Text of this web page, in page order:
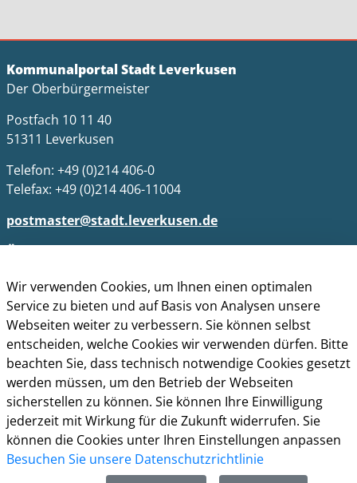
Kommunalportal Stadt Leverkusen
Der Oberbürgermeister
Postfach 10 11 40
51311 Leverkusen
Telefon: +49 (0)214 406-0
Telefax: +49 (0)214 406-11004
postmaster@stadt.leverkusen.de
Die allgemeinen Servicezeiten der Verwaltung
(telefonische Erreichbarkeit) sind:
Montag bis Donnerstag: 8.30 bis 15.30 Uhr
Freitag: 8.30 Uhr bis 13.30 Uhr
Impressum
Datenschutz
Cookie-Richtlinie
Barrierefreiheit
Wir verwenden Cookies, um Ihnen einen optimalen
Service zu bieten und auf Basis von Analysen unsere
Webseiten weiter zu verbessern. Sie können selbst
entscheiden, welche Cookies wir verwenden dürfen. Bitte
beachten Sie, dass technisch notwendige Cookies gesetzt
werden müssen, um den Betrieb der Webseiten
sicherstellen zu können. Sie können Ihre Einwilligung
jederzeit mit Wirkung für die Zukunft widerrufen. Sie
können die Cookies unter Ihren Einstellungen anpassen
Besuchen Sie unsere Datenschutzrichtlinie